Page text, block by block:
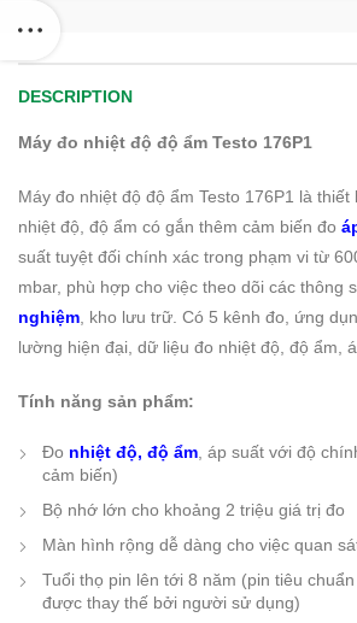
DESCRIPTION
Máy đo nhiệt độ độ ẩm Testo 176P1
Máy đo nhiệt độ độ ẩm Testo 176P1 là thiết
nhiệt độ, độ ẩm có gắn thêm cảm biến đo
suất tuyệt đối chính xác trong phạm vi từ
mbar, phù hợp cho việc theo dõi các thông
nghiệm , kho lưu trữ. Có 5 kênh đo, ứng
lường hiện đại, dữ liệu đo nhiệt độ, độ ẩm,
Tính năng sản phẩm:
Đo nhiệt độ, độ ẩm , áp suất với độ
cảm biến)
Bộ nhớ lớn cho khoảng 2 triệu giá trị đo
Màn hình rộng dễ dàng cho việc quan
Tuổi thọ pin lên tới 8 năm (pin tiêu chuẩn
được thay thế bởi người sử dụng)